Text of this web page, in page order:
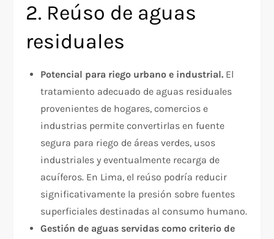
2. Reúso de aguas
residuales
Potencial para riego urbano e industrial. El
tratamiento adecuado de aguas residuales
provenientes de hogares, comercios e
industrias permite convertirlas en fuente
segura para riego de áreas verdes, usos
industriales y eventualmente recarga de
acuíferos. En Lima, el reúso podría reducir
significativamente la presión sobre fuentes
superficiales destinadas al consumo humano.​
Gestión de aguas servidas como criterio de